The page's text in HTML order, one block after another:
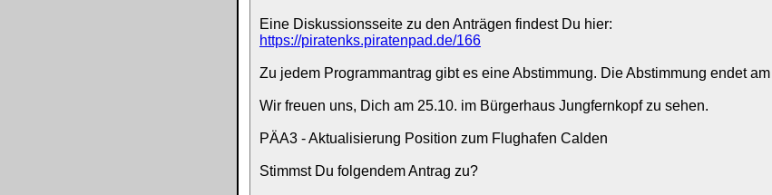
Eine Diskussionsseite zu den Anträgen findest Du hier:
https://piratenks.piratenpad.de/166
Zu jedem Programmantrag gibt es eine Abstimmung. Die Abstimmung endet
Wir freuen uns, Dich am 25.10. im Bürgerhaus Jungfernkopf zu sehen.
PÄA3 - Aktualisierung Position zum Flughafen Calden
Stimmst Du folgendem Antrag zu?